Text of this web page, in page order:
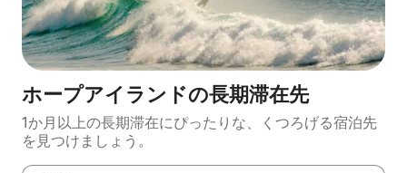
ホープアイランドの長期滞在先
1か月以上の長期滞在にぴったりな、くつろげる宿泊先
を見つけましょう。